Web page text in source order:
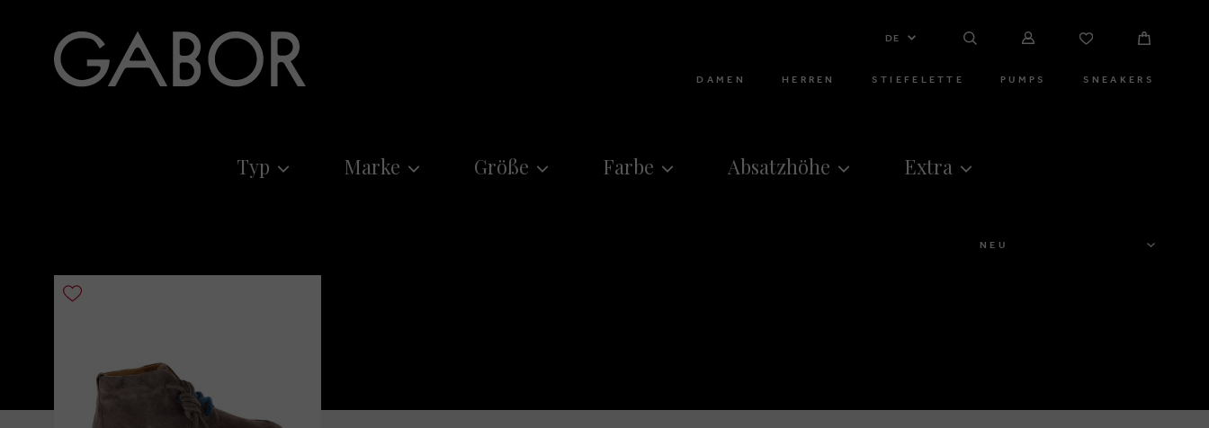
DE
DAMEN HERREN STIEFELETTE PUMPS SNEAKERS
Typ Marke Größe Farbe Absatzhöhe Extra